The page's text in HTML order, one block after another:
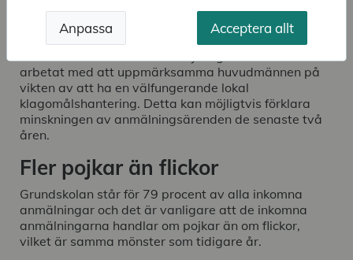
andel än 2019 då motsvarande andel var 31
procent.
arbetat med att uppmärksamma huvudmännen på
vikten av att ha en välfungerande lokal
klagomålshantering. Detta kan möjligtvis förklara
minskningen av anmälningsärenden de senaste två
åren.
Fler pojkar än flickor
Grundskolan står för 79 procent av alla inkomna
anmälningar och det är vanligare att de inkomna
anmälningarna handlar om pojkar än om flickor,
vilket är samma mönster som tidigare år.
Anpassa Acceptera allt